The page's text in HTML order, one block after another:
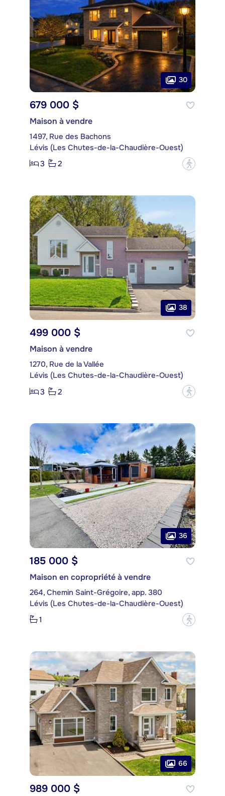
30
679 000 $
Maison à vendre
1497, Rue des Bachons
Lévis (Les Chutes-de-la-Chaudière-Ouest)
3
2 ?
38
499 000 $
Maison à vendre
1270, Rue de la Vallée
Lévis (Les Chutes-de-la-Chaudière-Ouest)
3
2 ?
36
185 000 $
Maison en copropriété à vendre
264, Chemin Saint-Grégoire, app. 380
Lévis (Les Chutes-de-la-Chaudière-Ouest)
1
?
66
989 000 $